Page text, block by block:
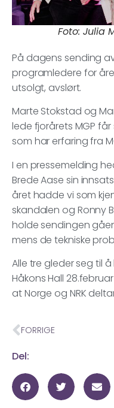
Foto: Julia
På dagens sending
programledere for
utsolgt, avslørt.
Marte Stokstad og
lede fjorårets MGP
som har erfaring fra
I en pressemelding
Brede Aase sin
året hadde vi som
skandalen og Ronny
holde sendingen
mens de tekniske
Alle tre gleder seg til
Håkons Hall
at Norge og NRK
FORRIGE
Del: